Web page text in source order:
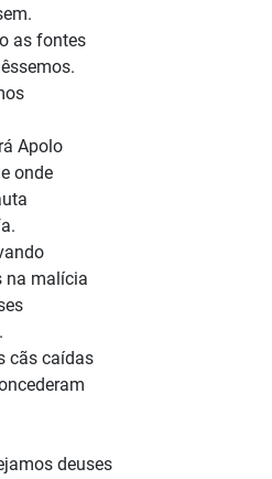
as fontes
Apolo
onde
na malícia
cãs caídas
deuses